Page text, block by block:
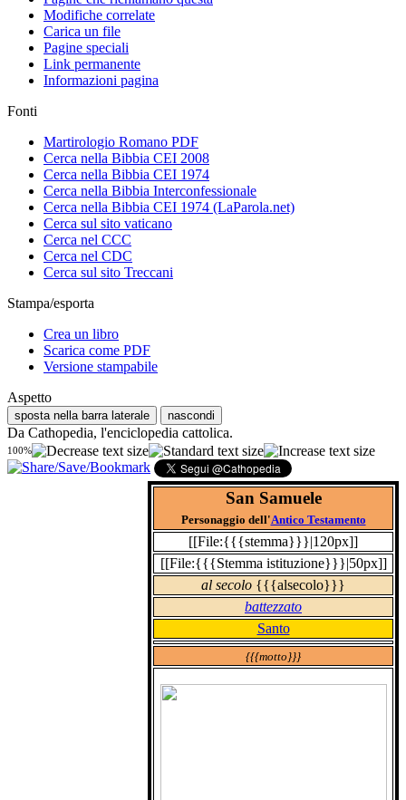
Modifiche correlate
Carica un file
Pagine speciali
Link permanente
Informazioni pagina
Fonti
Martirologio Romano PDF
Cerca nella Bibbia CEI 2008
Cerca nella Bibbia CEI 1974
Cerca nella Bibbia Interconfessionale
Cerca nella Bibbia CEI 1974 (LaParola.net)
Cerca sul sito vaticano
Cerca nel CCC
Cerca nel CDC
Cerca sul sito Treccani
Stampa/esporta
Crea un libro
Scarica come PDF
Versione stampabile
Aspetto
sposta nella barra laterale nascondi
Da Cathopedia, l'enciclopedia cattolica.
100%
San Samuele
Personaggio dell'Antico Testamento
[[File:{{{stemma}}}|120px]]
[[File:{{{Stemma istituzione}}}|50px]]
al secolo {{{alsecolo}}}
battezzato
Santo
{{{motto}}}